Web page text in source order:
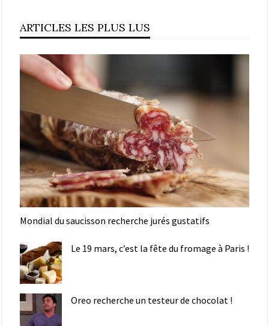
ARTICLES LES PLUS LUS
Mondial du saucisson recherche jurés gustatifs
Le 19 mars, c’est la fête du fromage à Paris !
Oreo recherche un testeur de chocolat !